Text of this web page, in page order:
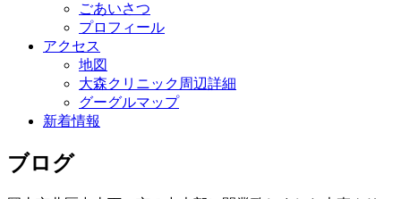
ごあいさつ
プロフィール
アクセス
地図
大森クリニック周辺詳細
グーグルマップ
新着情報
ブログ